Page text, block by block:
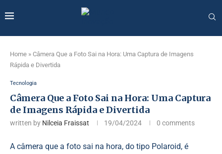
Home » Câmera Que a Foto Sai na Hora: Uma Captura de Imagens
Rápida e Divertida
Tecnologia
Câmera Que a Foto Sai na Hora: Uma Captura
de Imagens Rápida e Divertida
written by Nilceia Fraissat 19/04/2024 0 comments
A câmera que a foto sai na hora, do tipo Polaroid, é